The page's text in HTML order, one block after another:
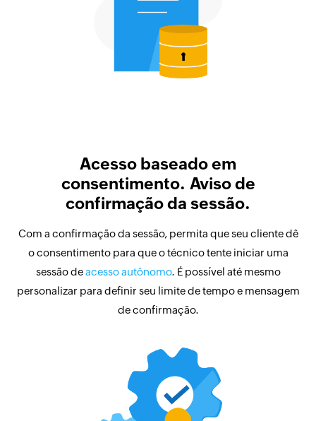
Acesso baseado em
consentimento. Aviso de
confirmação da sessão.
Com a confirmação da sessão, permita que seu cliente dê
o consentimento para que o técnico tente iniciar uma
sessão deacesso autônomo. É possível até mesmo
personalizar para definir seu limite de tempo e mensagem
de confirmação.